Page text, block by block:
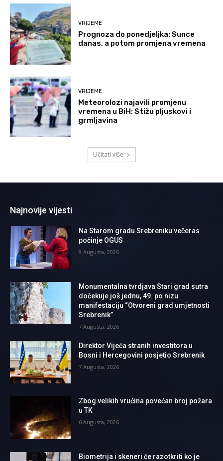
VRIJEME
Prognoza do ponedjeljka: Sunce
danas, a potom promjena vremena
VRIJEME
Meteorolozi najavili promjenu
vremena u BiH: Stižu pljuskovi i
grmljavina
Učitati više
Najnovije vijesti
Na Starom gradu Srebreniku večeras
počinje OGUS
8 Augusta, 2026
Monumentalna tvrdjava Stari grad sutra
dočekuje još jednu, 49. po nizu
manifestaciju “Otvoreni grad umjetnosti
Srebrenik”
7 Augusta, 2026
Direktor Vijeća stranih investitora u
Bosni i Hercegovini posjetio Srebrenik
7 Augusta, 2026
Zbog velikih vrućina povećan broj požara
u TK
6 Augusta, 2026
Biometrija i skeneri će razotkriti ko je